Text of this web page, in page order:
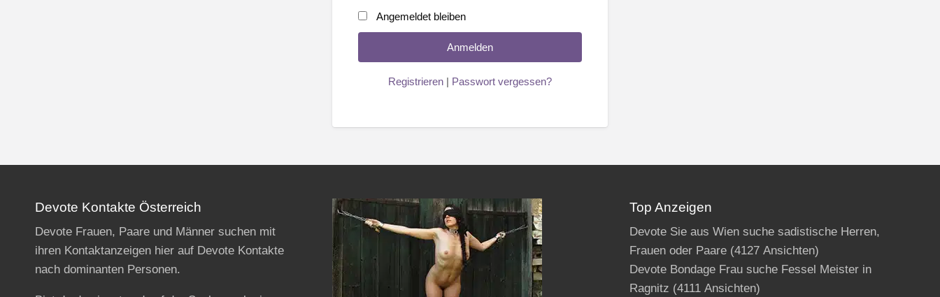
Angemeldet bleiben
Registrieren | Passwort vergessen?
Devote Kontakte Österreich
Devote Frauen, Paare und Männer suchen mit
ihren Kontaktanzeigen hier auf Devote Kontakte
nach dominanten Personen.
Top Anzeigen
Devote Sie aus Wien suche sadistische Herren,
Frauen oder Paare (4127 Ansichten)
Devote Bondage Frau suche Fessel Meister in
Ragnitz (4111 Ansichten)